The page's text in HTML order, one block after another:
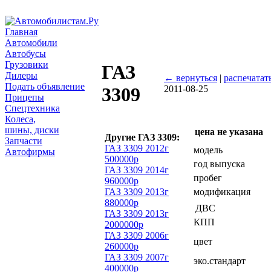
Главная
Автомобили
Автобусы
Грузовики
Дилеры
Подать объявление
Прицепы
Спецтехника
Колеса,
шины, диски
Запчасти
Автофирмы
ГАЗ
3309
← вернуться |
2011-08-25
Другие ГАЗ 3309:
ГАЗ 3309 2012г
500000р
ГАЗ 3309 2014г
960000р
ГАЗ 3309 2013г
880000р
ГАЗ 3309 2013г
2000000р
ГАЗ 3309 2006г
260000р
ГАЗ 3309 2007г
400000р
цена не указана
модель
год выпуска
пробег
модификация
ДВС
КПП
цвет
эко.стандарт